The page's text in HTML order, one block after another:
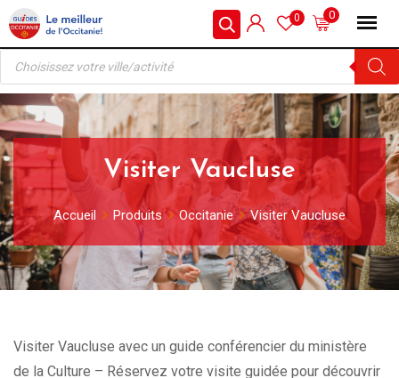
Skip
to
content
0
0
Recherche
produits
Visiter Vaucluse
Accueil Produits Occitanie Visiter Vaucluse
Visiter Vaucluse avec un guide conférencier du ministère
de la Culture – Réservez votre visite guidée pour découvrir